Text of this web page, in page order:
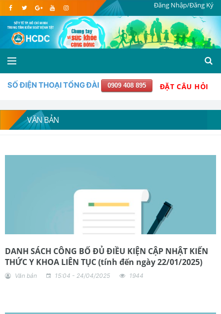
Đăng Nhập/Đăng Ký
SỐ ĐIỆN THOẠI TỔNG ĐÀI 0909 408 895 ĐẶT CÂU HỎI
VĂN BẢN
DANH SÁCH CÔNG BỐ ĐỦ ĐIỀU KIỆN CẬP NHẬT KIẾN
THỨC Y KHOA LIÊN TỤC (tính đến ngày 22/01/2025)
Văn bản 15:04 - 24/04/2025 1944